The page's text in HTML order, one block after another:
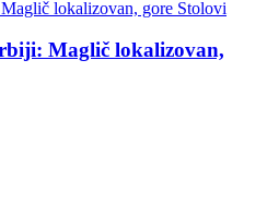
Maglič lokalizovan,